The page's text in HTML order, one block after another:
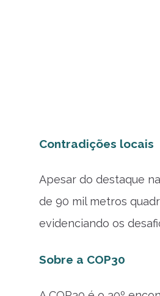
Contradições locais
Apesar do destaque
de 90 mil metros
evidenciando os
Sobre a COP30